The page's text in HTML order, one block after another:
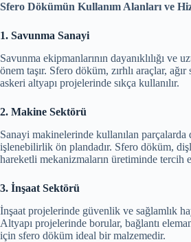
Sfero Dökümün Kullanım Alanları ve
1. Savunma Sanayi
Savunma ekipmanlarının dayanıklılığı ve
önem taşır. Sfero döküm, zırhlı araçlar, ağır
askeri altyapı projelerinde sıkça kullanılır.
2. Makine Sektörü
Sanayi makinelerinde kullanılan parçalarda
işlenebilirlik ön plandadır. Sfero döküm,
hareketli mekanizmaların üretiminde tercih
3. İnşaat Sektörü
İnşaat projelerinde güvenlik ve sağlamlık
Altyapı projelerinde borular, bağlantı
için sfero döküm ideal bir malzemedir.